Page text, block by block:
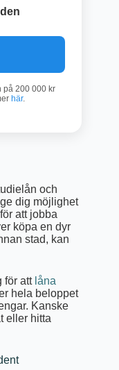
på 200 000 kr
här.
och
dig möjlighet
att jobba
köpa en dyr
stad, kan
för att låna
hela beloppet
Kanske
eller hitta